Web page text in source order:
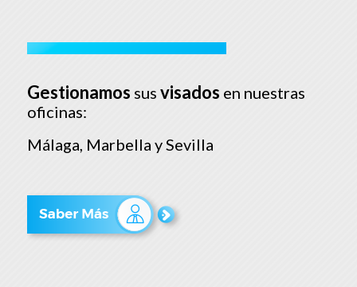
Gestionamos sus visados en nuestras
oficinas:
Málaga, Marbella y Sevilla